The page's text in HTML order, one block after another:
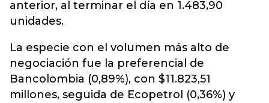
anterior, al terminar el día en 1.483,90
unidades.
La especie con el volumen más alto de
negociación fue la preferencial de
Bancolombia (0,89%), con $11.823,51
millones, seguida de Ecopetrol (0,36%) y